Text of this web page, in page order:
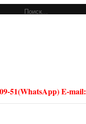
51(WhatsApp) E-mail: